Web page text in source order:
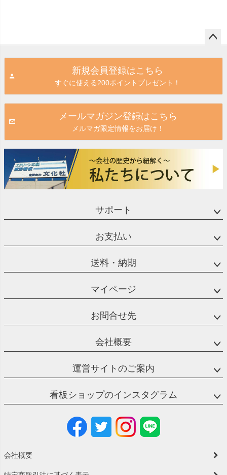
新規会員登録はこちら
すぐに使える200ポイントプレゼント！
メールマガジン登録はこちら
メルマガ限定情報をお届け！
サポート
お支払い
送料・納期
マイページ
お問合せ先
会社概要
運営サイトのご案内
看板ショップのインスタグラム
会社概要